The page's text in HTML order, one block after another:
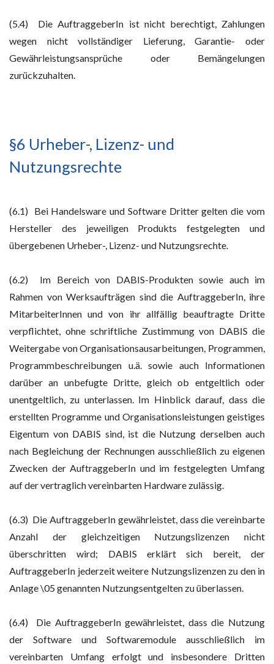
(5.4) Die AuftraggeberIn ist nicht berechtigt, Zahlungen
wegen nicht vollständiger Lieferung, Garantie- oder
Gewährleistungsansprüche oder Bemängelungen
zurückzuhalten.
§6 Urheber-, Lizenz- und
Nutzungsrechte
(6.1) Bei Handelsware und Software Dritter gelten die vom
Hersteller des jeweiligen Produkts festgelegten und
übergebenen Urheber-, Lizenz- und Nutzungsrechte.
(6.2) Im Bereich von DABIS-Produkten sowie auch im
Rahmen von Werksaufträgen sind die AuftraggeberIn, ihre
MitarbeiterInnen und von ihr allfällig beauftragte Dritte
verpflichtet, ohne schriftliche Zustimmung von DABIS die
Weitergabe von Organisationsausarbeitungen, Programmen,
Programmbeschreibungen u.ä. sowie auch Informationen
darüber an unbefugte Dritte, gleich ob entgeltlich oder
unentgeltlich, zu unterlassen. Im Hinblick darauf, dass die
erstellten Programme und Organisationsleistungen geistiges
Eigentum von DABIS sind, ist die Nutzung derselben auch
nach Begleichung der Rechnungen ausschließlich zu eigenen
Zwecken der AuftraggeberIn und im festgelegten Umfang
auf der vertraglich vereinbarten Hardware zulässig.
(6.3) Die AuftraggeberIn gewährleistet, dass die vereinbarte
Anzahl der gleichzeitigen Nutzungslizenzen nicht
überschritten wird; DABIS erklärt sich bereit, der
AuftraggeberIn jederzeit weitere Nutzungslizenzen zu den in
Anlage \05 genannten Nutzungsentgelten zu überlassen.
(6.4) Die AuftraggeberIn gewährleistet, dass die Nutzung
der Software und Softwaremodule ausschließlich im
vereinbarten Umfang erfolgt und insbesondere Dritten